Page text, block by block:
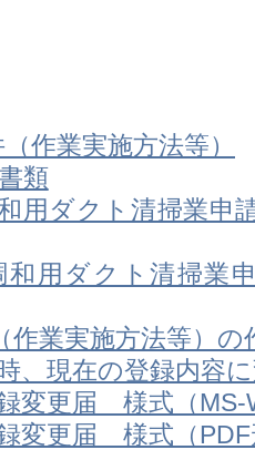
作業実施方法等）
類
用ダクト清掃業
和用ダクト清掃業
作業実施方法等）の
、現在の登録内容
変更届 様式（MS-
変更届 様式（PDF